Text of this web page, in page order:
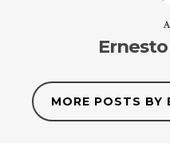
MORE POSTS BY